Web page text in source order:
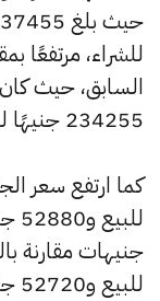
234255 جنيهًا للشراء.
للبيع و52720 جنيهًا للشراء.